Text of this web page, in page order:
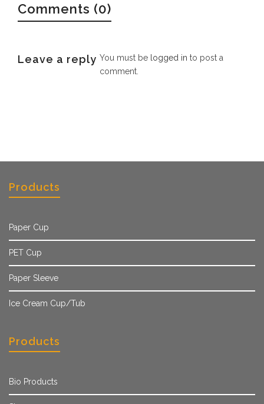
Comments (0)
Leave a reply You must be logged in to post a
comment.
Products
Paper Cup
PET Cup
Paper Sleeve
Ice Cream Cup/Tub
Products
Bio Products